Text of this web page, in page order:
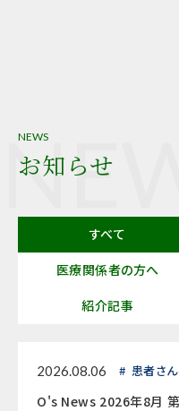
NEWS
お知らせ
すべて
医療関係者の方へ
紹介記事
2026.08.06 患者さ
O's News 2026年8月 第